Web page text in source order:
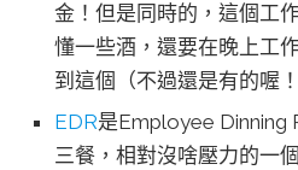
金！但是同時的，這個工
懂一些酒，還要在晚上工
到這個（不過還是有的喔
EDR是Employee Dinning
三餐，相對沒啥壓力的一